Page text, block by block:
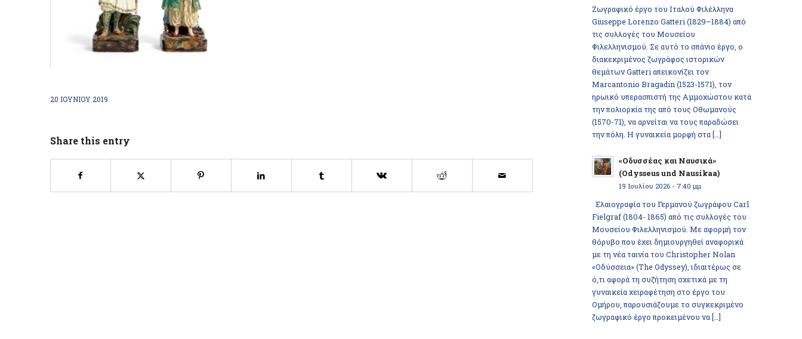
20 ΙΟΥΝΊΟΥ 2019
Share this entry
Ζωγραφικό έργο του Ιταλού Φιλέλληνα
Giuseppe Lorenzo Gatteri (1829–1884) από
τις συλλογές του Μουσείου
Φιλελληνισμού. Σε αυτό το σπάνιο έργο, ο
διακεκριμένος ζωγράφος ιστορικών
θεμάτων Gatteri απεικονίζει τον
Marcantonio Bragadin (1523-1571), τον
ηρωικό υπερασπιστή της Αμμοχώστου κατά
την πολιορκία της από τους Οθωμανούς
(1570-71), να αρνείται να τους παραδώσει
την πόλη. Η γυναικεία μορφή στα […]
«Οδυσσέας και Ναυσικά»
(Odysseus und Nausikaa)
19 Ιουλίου 2026 - 7:40 μμ
Ελαιογραφία του Γερμανού ζωγράφου Carl
Fielgraf (1804- 1865) από τις συλλογές του
Μουσείου Φιλελληνισμού. Με αφορμή τον
θόρυβο που έχει δημιουργηθεί αναφορικά
με τη νέα ταινία του Christopher Nolan
«Οδύσσεια» (The Odyssey), ιδιαιτέρως σε
ό,τι αφορά τη συζήτηση σχετικά με τη
γυναικεία χειραφέτηση στο έργο του
Ομήρου, παρουσιάζουμε το συγκεκριμένο
ζωγραφικό έργο προκειμένου να […]